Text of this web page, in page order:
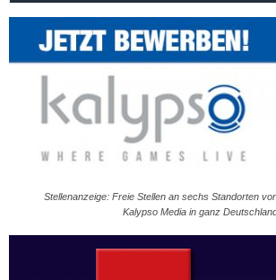
Stellenanzeige: Freie Stellen an sechs Standorten
Kalypso Media in ganz